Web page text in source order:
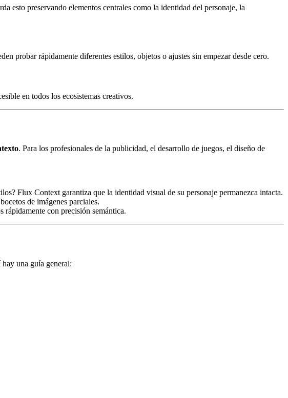
esto preservando elementos centrales como la identidad del personaje, la
probar rápidamente diferentes estilos, objetos o ajustes sin empezar desde cero.
en todos los ecosistemas creativos.
. Para los profesionales de la publicidad, el desarrollo de juegos, el diseño de
Flux Context garantiza que la identidad visual de su personaje permanezca intacta.
de imágenes parciales.
rápidamente con precisión semántica.
una guía general: